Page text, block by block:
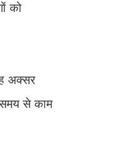
को
अक्सर
से काम